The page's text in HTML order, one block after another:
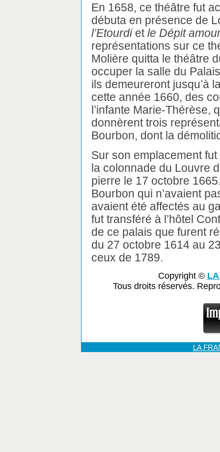
En 1658, ce théâtre fut
débuta en présence de
l’Etourdietle Dépit
représentations sur ce
Molière quitta le théâtre
occuper la salle du
ils demeureront jusqu’à
cette année 1660, des
l’infante Marie-Thérèse,
donnèrent trois
Bourbon, dont la
Sur son emplacement
la colonnade du Louvre
pierre le 17 octobre
Bourbon qui n’avaient
avaient été affectés au
fut transféré à l’hôtel
de ce palais que furent
du 27 octobre 1614 au
ceux de 1789.
Copyright ©
Tous droits réservés.
LA